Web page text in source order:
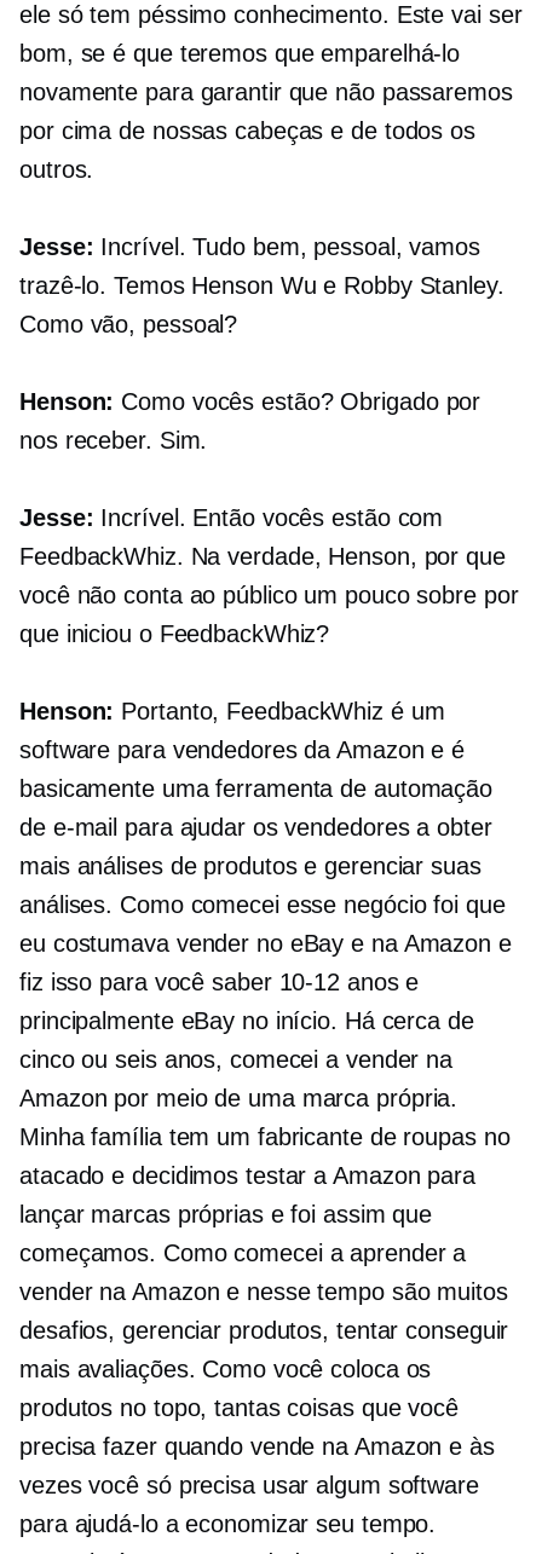
ele só tem péssimo conhecimento. Este vai ser
bom, se é que teremos que emparelhá-lo
novamente para garantir que não passaremos
por cima de nossas cabeças e de todos os
outros.
Jesse: Incrível. Tudo bem, pessoal, vamos
trazê-lo. Temos Henson Wu e Robby Stanley.
Como vão, pessoal?
Henson: Como vocês estão? Obrigado por
nos receber. Sim.
Jesse: Incrível. Então vocês estão com
FeedbackWhiz. Na verdade, Henson, por que
você não conta ao público um pouco sobre por
que iniciou o FeedbackWhiz?
Henson: Portanto, FeedbackWhiz é um
software para vendedores da Amazon e é
basicamente uma ferramenta de automação
de e-mail para ajudar os vendedores a obter
mais análises de produtos e gerenciar suas
análises. Como comecei esse negócio foi que
eu costumava vender no eBay e na Amazon e
fiz isso para você saber 10-12 anos e
principalmente eBay no início. Há cerca de
cinco ou seis anos, comecei a vender na
Amazon por meio de uma marca própria.
Minha família tem um fabricante de roupas no
atacado e decidimos testar a Amazon para
lançar marcas próprias e foi assim que
começamos. Como comecei a aprender a
vender na Amazon e nesse tempo são muitos
desafios, gerenciar produtos, tentar conseguir
mais avaliações. Como você coloca os
produtos no topo, tantas coisas que você
precisa fazer quando vende na Amazon e às
vezes você só precisa usar algum software
para ajudá-lo a economizar seu tempo.